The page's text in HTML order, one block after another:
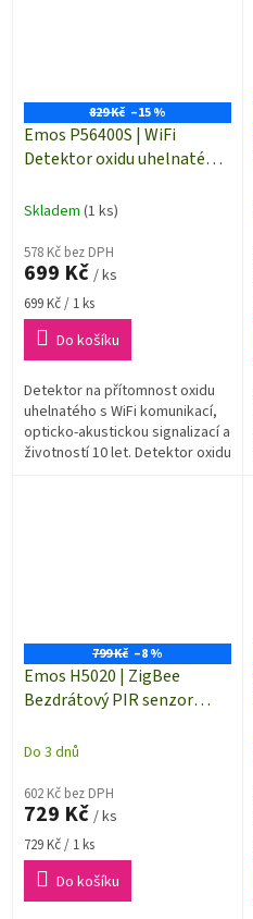
829 Kč –15 %
Emos P56400S | WiFi
Detektor oxidu uhelnatého
akustická signalizace >85
Skladem (1 ks)
578 Kč bez DPH
699 Kč / ks
Měrná
cena:
699 Kč / 1 ks
Do košíku
Detektor na přítomnost oxidu
uhelnatého s WiFi komunikací,
opticko-akustickou signalizací a
životností 10 let. Detektor oxidu
799 Kč –8 %
Emos H5020 | ZigBee
Bezdrátový PIR senzor
ZigBee 3.0
Do 3 dnů
602 Kč bez DPH
729 Kč / ks
Měrná
cena:
729 Kč / 1 ks
Do košíku